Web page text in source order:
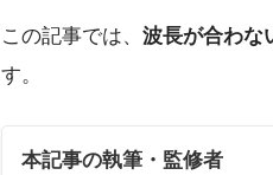
この記事では、 波長が合わな
す。
本記事の執筆・監修者